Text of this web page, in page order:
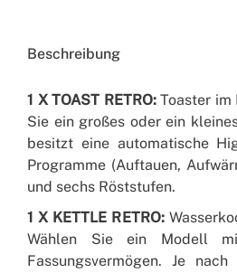
Beschreibung
1 X TOAST RETRO:Toaster im
Sie ein großes oder ein
besitzt eine automatische
Programme (Auftauen,
und sechs Röststufen.
1 X KETTLE RETRO:
Wählen Sie ein Modell
Fassungsvermögen. Je